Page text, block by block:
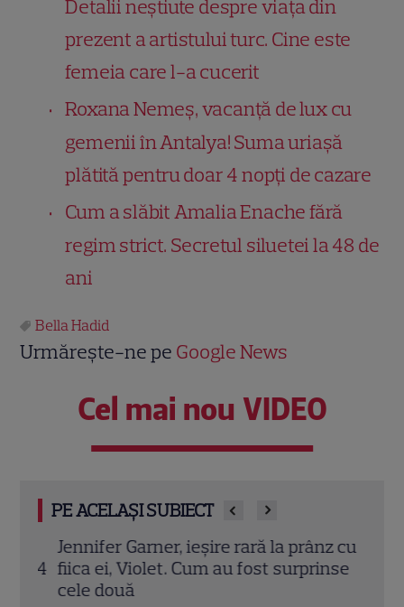
Detalii neștiute despre viața din
prezent a artistului turc. Cine este
femeia care l-a cucerit
Roxana Nemeș, vacanță de lux cu
gemenii în Antalya! Suma uriașă
plătită pentru doar 4 nopți de cazare
Cum a slăbit Amalia Enache fără
regim strict. Secretul siluetei la 48 de
ani
Bella Hadid
Urmărește-ne pe Google News
Cel mai nou VIDEO
PE ACELAȘI SUBIECT
Jennifer Garner, ieșire rară la prânz cu
fiica ei, Violet. Cum au fost surprinse
cele două